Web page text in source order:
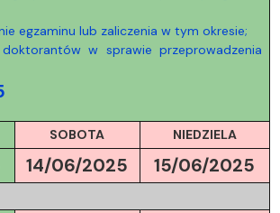
egzaminu lub zaliczenia w tym okresie;
w sprawie przeprowadzenia
SOBOTA NIEDZIELA
14/06/2025 15/06/2025